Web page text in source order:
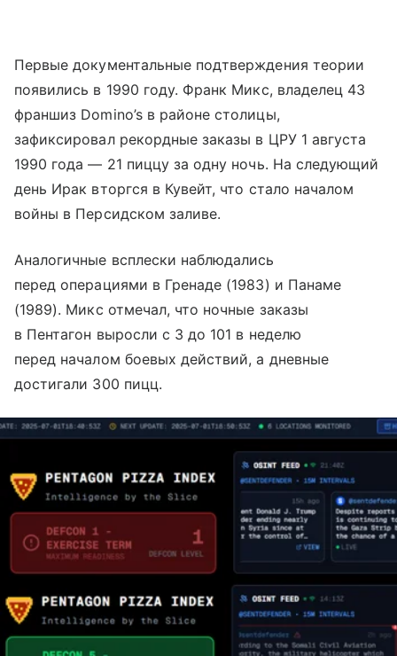
Первые документальные подтверждения теории
появились в 1990 году. Франк Микс, владелец 43
франшиз Domino’s в районе столицы,
зафиксировал рекордные заказы в ЦРУ 1 августа
1990 года — 21 пиццу за одну ночь. На следующий
день Ирак вторгся в Кувейт, что стало началом
войны в Персидском заливе.
Аналогичные всплески наблюдались
перед операциями в Гренаде (1983) и Панаме
(1989). Микс отмечал, что ночные заказы
в Пентагон выросли с 3 до 101 в неделю
перед началом боевых действий, а дневные
достигали 300 пицц.